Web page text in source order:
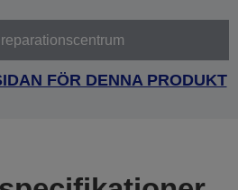
FÖR DENNA PRODUKT